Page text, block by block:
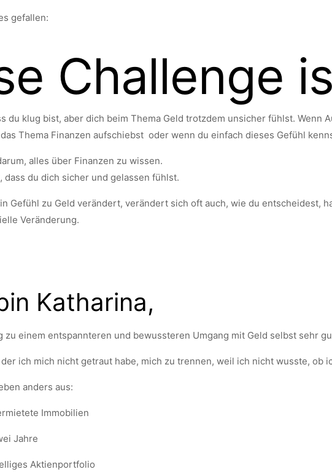
gefallen:
Challenge
du klug bist, aber dich beim Thema Geld trotzdem unsicher fühlst. Wenn
Thema Finanzen aufschiebst oder wenn du einfach dieses Gefühl
alles über Finanzen zu wissen.
dass du dich sicher und gelassen fühlst.
Gefühl zu Geld verändert, verändert sich oft auch, wie du entscheidest,
Veränderung.
Katharina,
zu einem entspannteren und bewussteren Umgang mit Geld selbst sehr
ich mich nicht getraut habe, mich zu trennen, weil ich nicht wusste, ob
anders aus:
Immobilien
Jahre
Aktienportfolio